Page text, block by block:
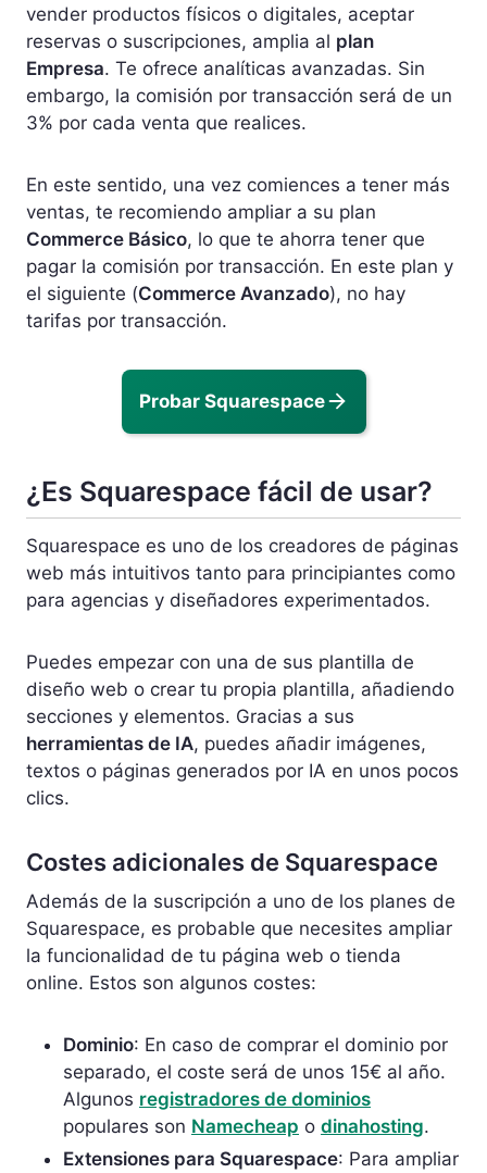
vender productos físicos o digitales, aceptar
reservas o suscripciones, amplia al plan
Empresa. Te ofrece analíticas avanzadas. Sin
embargo, la comisión por transacción será de un
3% por cada venta que realices.
En este sentido, una vez comiences a tener más
ventas, te recomiendo ampliar a su plan
Commerce Básico, lo que te ahorra tener que
pagar la comisión por transacción. En este plan y
el siguiente (Commerce Avanzado), no hay
tarifas por transacción.
Probar Squarespace
¿Es Squarespace fácil de usar?
Squarespace es uno de los creadores de páginas
web más intuitivos tanto para principiantes como
para agencias y diseñadores experimentados.
Puedes empezar con una de sus plantilla de
diseño web o crear tu propia plantilla, añadiendo
secciones y elementos. Gracias a sus
herramientas de IA, puedes añadir imágenes,
textos o páginas generados por IA en unos pocos
clics.
Costes adicionales de Squarespace
Además de la suscripción a uno de los planes de
Squarespace, es probable que necesites ampliar
la funcionalidad de tu página web o tienda
online. Estos son algunos costes:
Dominio: En caso de comprar el dominio por
separado, el coste será de unos 15€ al año.
Algunos registradores de dominios
populares son Namecheap o dinahosting.
Extensiones para Squarespace: Para ampliar